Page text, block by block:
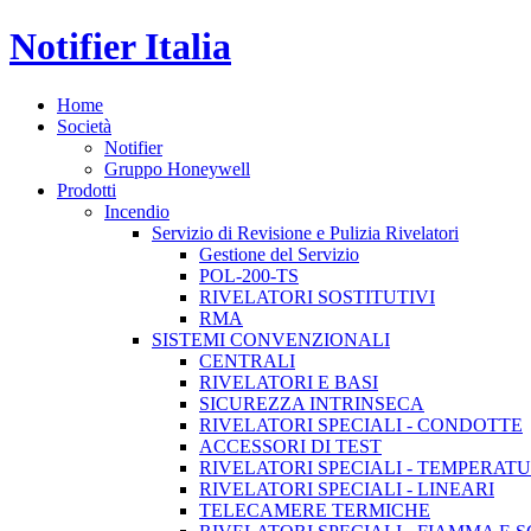
Notifier Italia
Home
Società
Notifier
Gruppo Honeywell
Prodotti
Incendio
Servizio di Revisione e Pulizia Rivelatori
Gestione del Servizio
POL-200-TS
RIVELATORI SOSTITUTIVI
RMA
SISTEMI CONVENZIONALI
CENTRALI
RIVELATORI E BASI
SICUREZZA INTRINSECA
RIVELATORI SPECIALI - CONDOTTE
ACCESSORI DI TEST
RIVELATORI SPECIALI -
RIVELATORI SPECIALI - LINEARI
TELECAMERE TERMICHE